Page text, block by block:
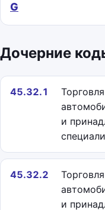
G
Дочерние
45.32.1
и
45.32.2
и